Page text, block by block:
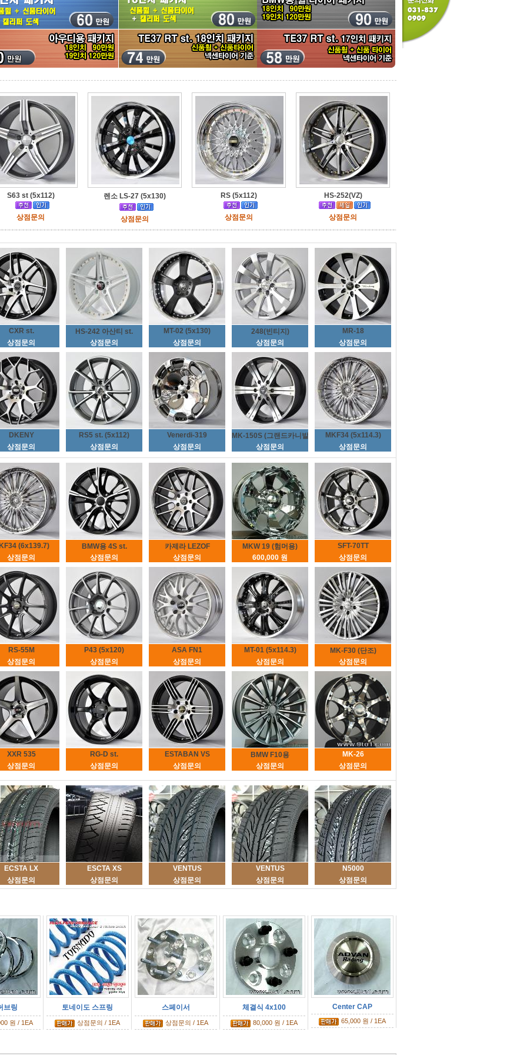
S63 st (5x112)
상점문의
렌소 LS-27 (5x130)
상점문의
RS (5x112)
상점문의
HS-252(VZ)
상점문의
CXR st.
상점문의
HS-242 아산티 st.
상점문의
MT-02 (5x130)
상점문의
248(빈티지)
상점문의
MR-18
상점문의
DKENY
상점문의
RS5 st. (5x112)
상점문의
Venerdi-319
상점문의
MK-150S (그랜드카니발)
상점문의
MKF34 (5x114.3)
상점문의
(6x139.7)
상점문의
BMW용 4S st.
상점문의
카제라 LEZOF
상점문의
MKW 19 (험머용)
600,000 원
SFT-70TT
상점문의
RS-55M
상점문의
P43 (5x120)
상점문의
ASA FN1
상점문의
MT-01 (5x114.3)
상점문의
MK-F30 (단조)
상점문의
XXR 535
상점문의
RG-D st.
상점문의
ESTABAN VS
상점문의
BMW F10용
상점문의
MK-26
상점문의
ECSTA LX
상점문의
ESCTA XS
상점문의
VENTUS
상점문의
VENTUS
상점문의
N5000
상점문의
브링
원 / 1EA
토네이도 스프링
상점문의 / 1EA
스페이서
상점문의 / 1EA
체결식 4x100
80,000 원 / 1EA
Center CAP
65,000 원 / 1EA